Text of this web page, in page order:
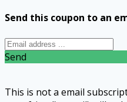
Send this coupon to an
Send
This is not a email